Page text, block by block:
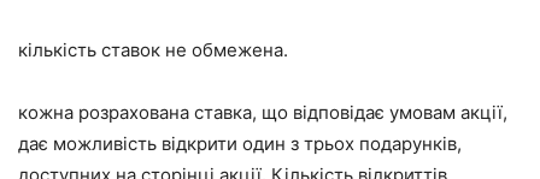
кількість ставок не обмежена.
кожна розрахована ставка, що відповідає умовам акції,
дає можливість відкрити один з трьох подарунків,
доступних на сторінці акції. Кількість відкриттів